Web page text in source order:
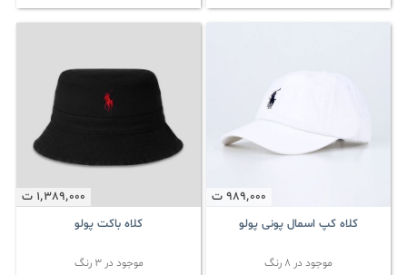
989٬000 ت
کلاه کپ اسمال پونی پولو
موجود در 8 رنگ
1٬389٬000 ت
کلاه باکت پولو
موجود در 3 رنگ